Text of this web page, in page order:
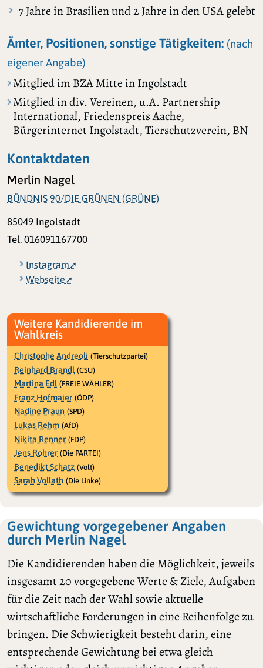
7 Jahre in Brasilien und 2 Jahre in den USA gelebt
Ämter, Positionen, sonstige Tätigkeiten: (nach
eigener Angabe)
Mitglied im BZA Mitte in Ingolstadt
Mitglied in div. Vereinen, u.A. Partnership
International, Friedenspreis Aache,
Bürgerinternet Ingolstadt, Tierschutzverein, BN
Kontaktdaten
Merlin Nagel
BÜNDNIS 90/DIE GRÜNEN (GRÜNE)
85049 Ingolstadt
Tel. 016091167700
Instagram
Webseite
Weitere Kandidierende im
Wahlkreis
Christophe Andreoli (Tierschutzpartei)
Reinhard Brandl (CSU)
Martina Edl (FREIE WÄHLER)
Franz Hofmaier (ÖDP)
Nadine Praun (SPD)
Lukas Rehm (AfD)
Nikita Renner (FDP)
Jens Rohrer (Die PARTEI)
Benedikt Schatz (Volt)
Sarah Vollath (Die Linke)
Gewichtung vorgegebener Angaben
durch Merlin Nagel
Die Kandidierenden haben die Möglichkeit, jeweils
insgesamt 20 vorgegebene Werte & Ziele, Aufgaben
für die Zeit nach der Wahl sowie aktuelle
wirtschaftliche Forderungen in eine Reihenfolge zu
bringen. Die Schwierigkeit besteht darin, eine
entsprechende Gewichtung bei etwa gleich